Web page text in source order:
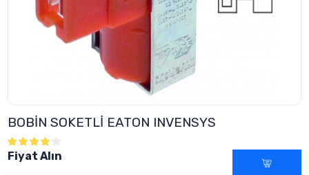
BOBİN SOKETLİ EATON INVENSYS
Fiyat Alın